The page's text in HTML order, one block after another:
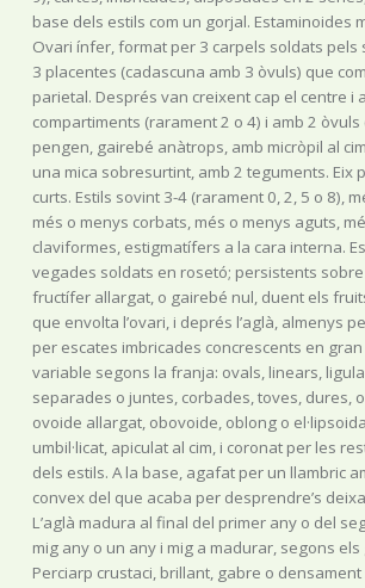
base dels estils com un gorjal. Estaminoides
Ovari ínfer, format per 3 carpels soldats pels
3 placentes (cadascuna amb 3 òvuls) que
parietal. Després van creixent cap el centre i
compartiments (rarament 2 o 4) i amb 2 òvuls
pengen, gairebé anàtrops, amb micròpil al
una mica sobresurtint, amb 2 teguments. Eix
curts. Estils sovint 3-4 (rarament 0, 2, 5 o 8),
més o menys corbats, més o menys aguts,
claviformes, estigmatífers a la cara interna.
vegades soldats en rosetó; persistents sobre
fructífer allargat, o gairebé nul, duent els
que envolta l’ovari, i deprés l’aglà, almenys
per escates imbricades concrescents en
variable segons la franja: ovals, linears,
separades o juntes, corbades, toves, dures,
ovoide allargat, obovoide, oblong o
umbil·licat, apiculat al cim, i coronat per les
dels estils. A la base, agafat per un llambric
convex del que acaba per desprendre’s
L’aglà madura al final del primer any o del
mig any o un any i mig a madurar, segons els
Perciarp crustaci, brillant, gabre o